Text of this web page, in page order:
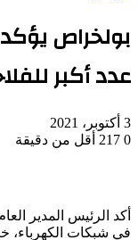
بولخراص
عدد أكبر
3 أكتوبر، 2021
0
أقل من دقيقة
أكد الرئيس المدير